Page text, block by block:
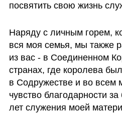
посвятить свою жизнь
Наряду с личным горем,
вся моя семья, мы также
из вас - в Соединенном
странах, где королева
в Содружестве и во всем
чувство благодарности
лет служения моей